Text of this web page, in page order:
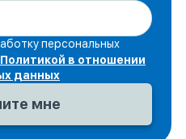
персональных
Политикой в отношении
данных